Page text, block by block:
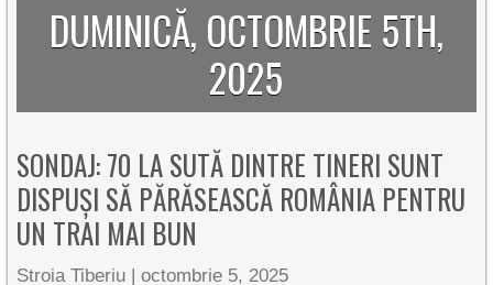
DUMINICĂ, OCTOMBRIE 5TH,
2025
SONDAJ: 70 LA SUTĂ DINTRE TINERI SUNT
DISPUȘI SĂ PĂRĂSEASCĂ ROMÂNIA PENTRU
UN TRAI MAI BUN
Stroia Tiberiu |octombrie 5, 2025